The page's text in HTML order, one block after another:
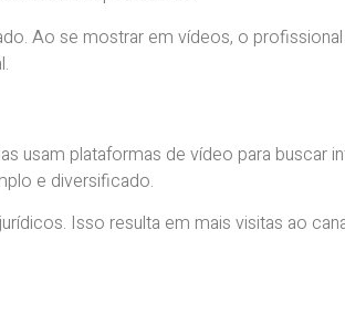
Ao se mostrar em vídeos, o
usam plataformas de vídeo para buscar
e diversificado.
Isso resulta em mais visitas ao